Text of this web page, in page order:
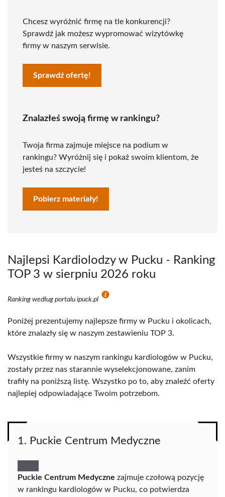
Chcesz wyróżnić firmę na tle konkurencji?
Sprawdź jak możesz wypromować wizytówkę
firmy w naszym serwisie.
Sprawdź ofertę!
Znalazłeś swoją firmę w rankingu?
Twoja firma zajmuje miejsce na podium w
rankingu? Wyróżnij się i pokaż swoim klientom, że
jesteś na szczycie!
Pobierz materiały!
Najlepsi Kardiolodzy w Pucku - Ranking
TOP 3 w sierpniu 2026 roku
Ranking według portalu ipuck.pl
Poniżej prezentujemy najlepsze firmy w Pucku i okolicach,
które znalazły się w naszym zestawieniu TOP 3.
Wszystkie firmy w naszym rankingu kardiologów w Pucku,
zostały przez nas starannie wyselekcjonowane, zanim
trafiły na poniższą listę. Wszystko po to, aby znaleźć oferty
najlepiej odpowiadające Twoim potrzebom.
1. Puckie Centrum Medyczne
Puckie Centrum Medyczne zajmuje czołową pozycję
w rankingu kardiologów w Pucku, co potwierdza